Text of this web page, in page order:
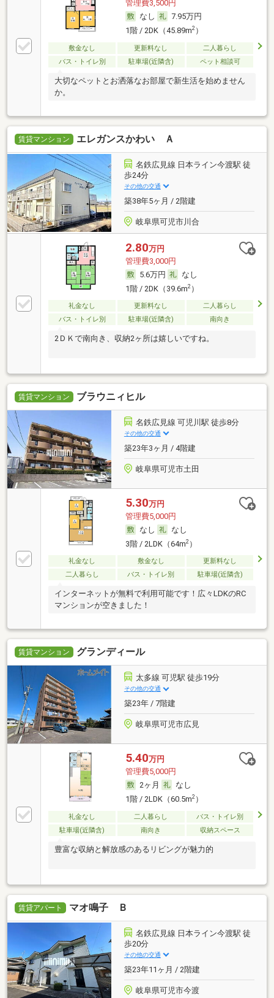
管理費3,500円
なし
7.95万円
1階 / 2DK（45.89m2）
敷金なし 更新料なし
二人暮らし
バス・トイレ別
駐車場(近隣含) ペット相談可
大切なペットとお洒落なお部屋で新生活を始めません
か。
賃貸マンション エレガンスかわい Ａ
名鉄広見線 日本ライン今渡駅 徒
歩24分
その他の交通
築38年5ヶ月 / 2階建
岐阜県可児市川合
2.80万円
管理費3,000円
5.6万円
なし
1階 / 2DK（39.6m2）
礼金なし 更新料なし
二人暮らし
バス・トイレ別
駐車場(近隣含) 南向き
2ＤＫで南向き、収納2ヶ所は嬉しいですね。
賃貸マンション ブラウニィヒル
名鉄広見線 可児川駅 徒歩8分
その他の交通
築23年3ヶ月 / 4階建
岐阜県可児市土田
5.30万円
管理費5,000円
なし
なし
3階 / 2LDK（64m2）
礼金なし 敷金なし
更新料なし
二人暮らし
バス・トイレ別 駐車場(近隣含)
インターネットが無料で利用可能です！広々LDKのRC
マンションが空きました！
賃貸マンション グランディール
太多線 可児駅 徒歩19分
その他の交通
築23年 / 7階建
岐阜県可児市広見
5.40万円
管理費5,000円
2ヶ月
なし
1階 / 2LDK（60.5m2）
礼金なし 二人暮らし
バス・トイレ別
駐車場(近隣含)
南向き 収納スペース
豊富な収納と解放感のあるリビングが魅力的
賃貸アパート マオ鳴子 Ｂ
名鉄広見線 日本ライン今渡駅 徒
歩20分
その他の交通
築23年11ヶ月 / 2階建
岐阜県可児市今渡